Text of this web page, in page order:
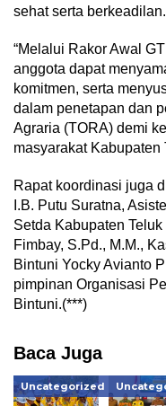
sehat serta berkeadilan.
“Melalui Rakor Awal
anggota dapat
komitmen, serta
dalam penetapan dan
Agraria (TORA) demi
masyarakat Kabupaten
Rapat koordinasi juga
I.B. Putu Suratna,
Setda Kabupaten
Fimbay, S.Pd., M.M.,
Bintuni Yocky Avianto
pimpinan Organisasi
Bintuni.(***)
Baca Juga
Uncategorized